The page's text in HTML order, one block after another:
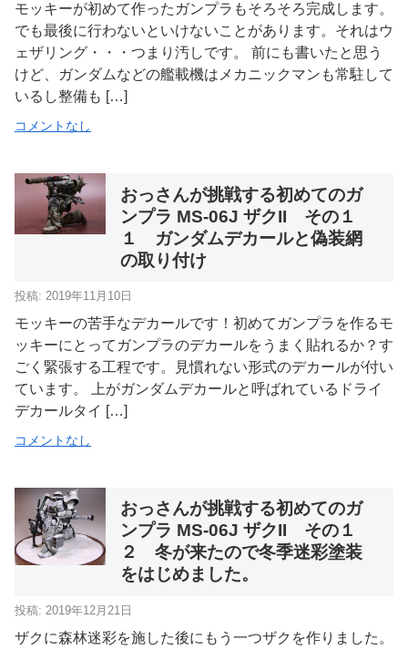
モッキーが初めて作ったガンプラもそろそろ完成します。
でも最後に行わないといけないことがあります。それはウ
ェザリング・・・つまり汚しです。 前にも書いたと思う
けど、ガンダムなどの艦載機はメカニックマンも常駐して
いるし整備も […]
コメントなし
おっさんが挑戦する初めてのガ
ンプラ MS-06J ザクII その１
１ ガンダムデカールと偽装網
の取り付け
投稿: 2019年11月10日
モッキーの苦手なデカールです！初めてガンプラを作るモ
ッキーにとってガンプラのデカールをうまく貼れるか？す
ごく緊張する工程です。見慣れない形式のデカールが付い
ています。 上がガンダムデカールと呼ばれているドライ
デカールタイ […]
コメントなし
おっさんが挑戦する初めてのガ
ンプラ MS-06J ザクII その１
２ 冬が来たので冬季迷彩塗装
をはじめました。
投稿: 2019年12月21日
ザクに森林迷彩を施した後にもう一つザクを作りました。